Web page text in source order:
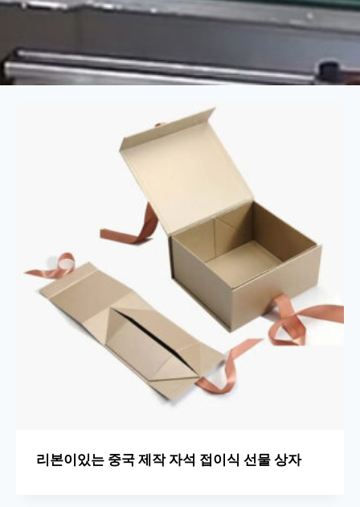
리본이있는 중국 제작 자석 접이식 선물 상자